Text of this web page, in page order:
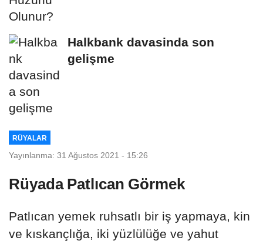
Halkbank davasinda son
gelişme
RÜYALAR
Yayınlanma: 31 Ağustos 2021 - 15:26
Rüyada Patlıcan Görmek
Patlıcan yemek ruhsatlı bir iş yapmaya, kin
ve kıskançlığa, iki yüzlülüğe ve yahut